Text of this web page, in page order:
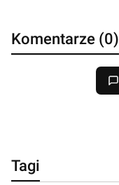
Komentarze (0)
Tagi